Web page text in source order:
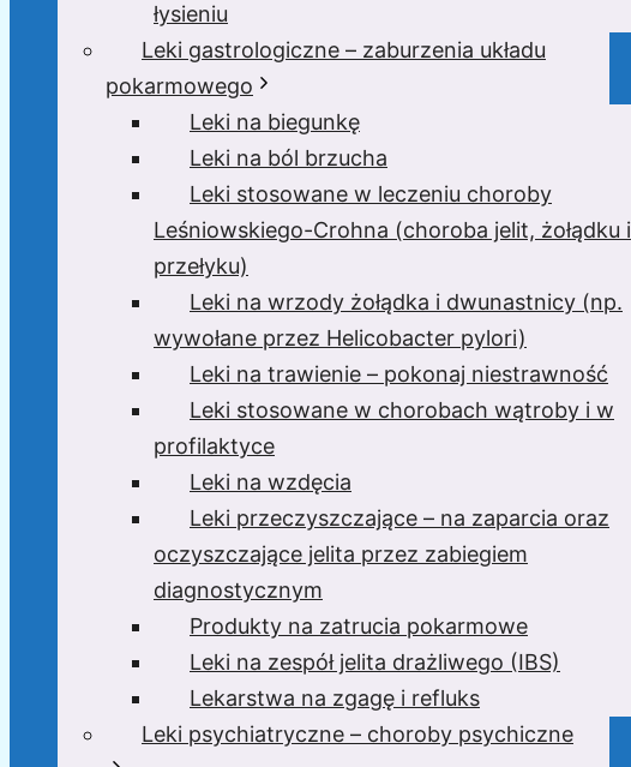
łysieniu
Leki gastrologiczne – zaburzenia układu
pokarmowego
Leki na biegunkę
Leki na ból brzucha
Leki stosowane w leczeniu choroby
Leśniowskiego-Crohna (choroba jelit, żołądku i
przełyku)
Leki na wrzody żołądka i dwunastnicy (np.
wywołane przez Helicobacter pylori)
Leki na trawienie – pokonaj niestrawność
Leki stosowane w chorobach wątroby i w
profilaktyce
Leki na wzdęcia
Leki przeczyszczające – na zaparcia oraz
oczyszczające jelita przez zabiegiem
diagnostycznym
Produkty na zatrucia pokarmowe
Leki na zespół jelita drażliwego (IBS)
Lekarstwa na zgagę i refluks
Leki psychiatryczne – choroby psychiczne